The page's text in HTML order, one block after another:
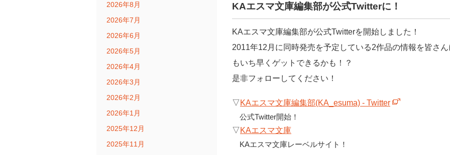
2026年8月
2026年7月
2026年6月
2026年5月
2026年4月
2026年3月
2026年2月
2026年1月
2025年12月
2025年11月
KAエスマ文庫編集部が公式Twitterに！
KAエスマ文庫編集部が公式Twitterを開始しました！
2011年12月に同時発売を予定している2作品の情報を皆さ
もいち早くゲットできるかも！？
是非フォローしてください！
▽KAエスマ文庫編集部(KA_esuma) - Twitter
公式Twitter開始！
▽KAエスマ文庫
KAエスマ文庫レーベルサイト！